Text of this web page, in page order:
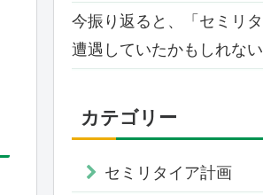
今振り返ると、「セミリ
遭遇していたかもしれない
カテゴリー
セミリタイア計画